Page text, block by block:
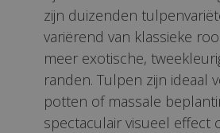
zijn duizenden
variërend van klassieke
meer exotische,
randen. Tulpen zijn ideaal
potten of massale
spectaculair visueel effect